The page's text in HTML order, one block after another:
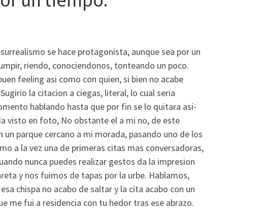
se hace protagonista, aunque sea por un
riendo, conociendonos, tonteando un poco.
feeling asi­ como con quien, si bien no acabe
la citacion a ciegas, literal, lo cual seri­a
hablando hasta que por fin se lo quitara asi­
visto en foto, No obstante el a mi no, de este
parque cercano a mi morada, pasando uno de los
a la vez una de primeras citas mas conversadoras,
nunca puedes realizar gestos da la impresion
y nos fuimos de tapas por la urbe. Hablamos,
chispa no acabo de saltar y la cita acabo con un
me fui a residencia con tu hedor tras ese abrazo.